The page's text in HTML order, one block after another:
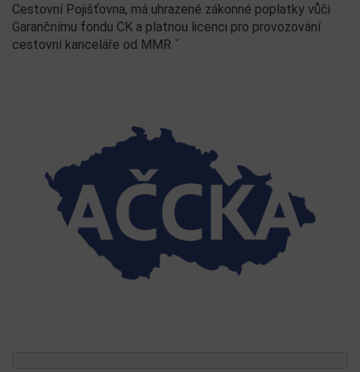
Cestovní Pojišťovna, má uhrazené zákonné poplatky vůči
Garančnímu fondu CK a platnou licenci pro provozování
cestovní kanceláře od MMR ˇ